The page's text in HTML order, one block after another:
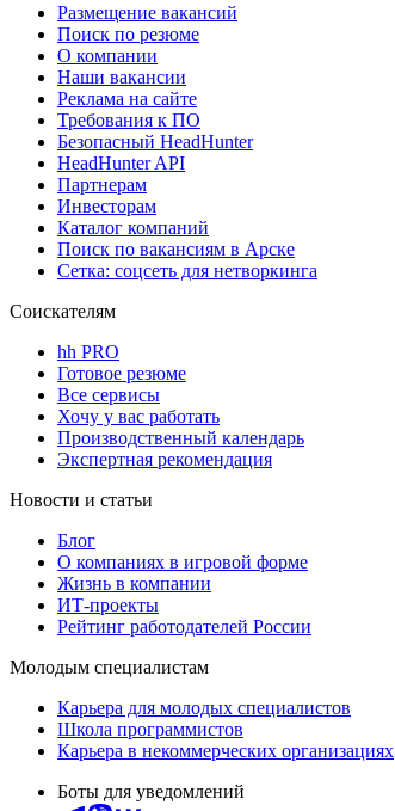
Размещение вакансий
Поиск по резюме
О компании
Наши вакансии
Реклама на сайте
Требования к ПО
Безопасный HeadHunter
HeadHunter API
Партнерам
Инвесторам
Каталог компаний
Поиск по вакансиям в Арске
Сетка: соцсеть для нетворкинга
Соискателям
hh PRO
Готовое резюме
Все сервисы
Хочу у вас работать
Производственный календарь
Экспертная рекомендация
Новости и статьи
Блог
О компаниях в игровой форме
Жизнь в компании
ИТ-проекты
Рейтинг работодателей России
Молодым специалистам
Карьера для молодых специалистов
Школа программистов
Карьера в некоммерческих организациях
Боты для уведомлений